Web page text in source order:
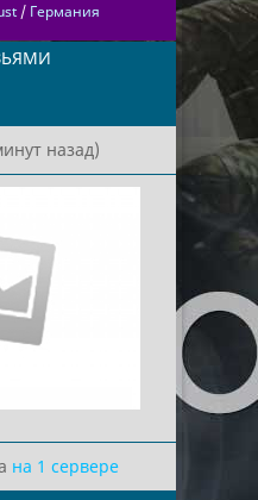
/ Германия
назад)
на 1 сервере